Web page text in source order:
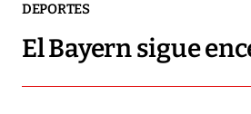
DEPORTES
El Bayern sigue